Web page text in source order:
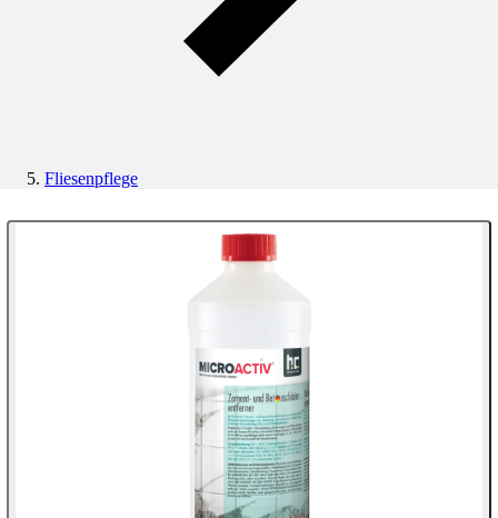
Fliesenpflege